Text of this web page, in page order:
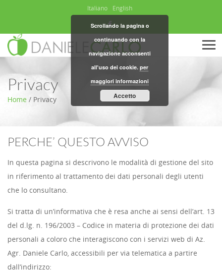
Italiano English
Privacy
Home / Privacy
PERCHE’ QUESTO AVVISO
In questa pagina si descrivono le modalità di gestione del sito
in riferimento al trattamento dei dati personali degli utenti
che lo consultano.
Si tratta di un’informativa che è resa anche ai sensi dell’art. 13
del d.lg. n. 196/2003 – Codice in materia di protezione dei dati
personali a coloro che interagiscono con i servizi web di Az.
Agr. Daniele Carlo, accessibili per via telematica a partire
dall’indirizzo:
Scrollando la pagina o
continuando con la
navigazione acconsenti
all'uso dei cookie. per
maggiori informazioni
Accetto